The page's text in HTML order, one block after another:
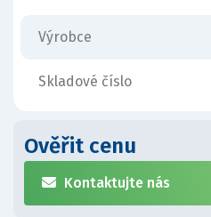
Výrobce
Skladové číslo
Ověřit cenu
Kontaktujte nás